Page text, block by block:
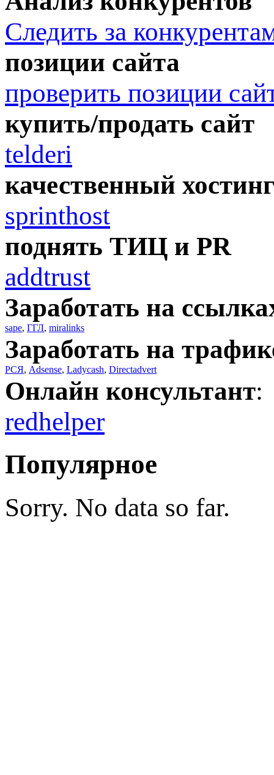
Следить за
позиции сайта
проверить позиции
купить/продать сайт
telderi
качественный
sprinthost
поднять ТИЦ и PR
addtrust
Заработать на
sape, ГГЛ, miralinks
Заработать на
РСЯ, Adsense, Ladycash, Directadvert
Онлайн консультант:
redhelper
Популярное
Sorry. No data so far.